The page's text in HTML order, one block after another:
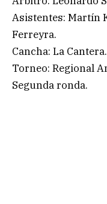
Asistentes: Martín
Ferreyra.
Cancha: La Cantera.
Torneo: Regional
Segunda ronda.